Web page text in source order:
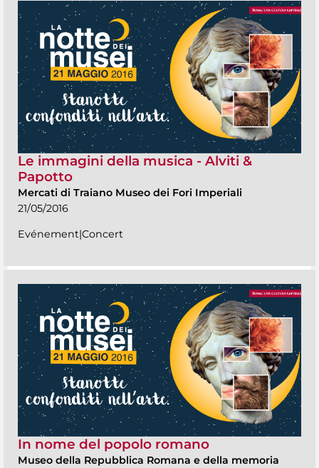
Le immagini della musica - Alviti &
Papotto
Mercati di Traiano Museo dei Fori Imperiali
21/05/2016
Evénement|Concert
In nome del popolo romano
Museo della Repubblica Romana e della memoria